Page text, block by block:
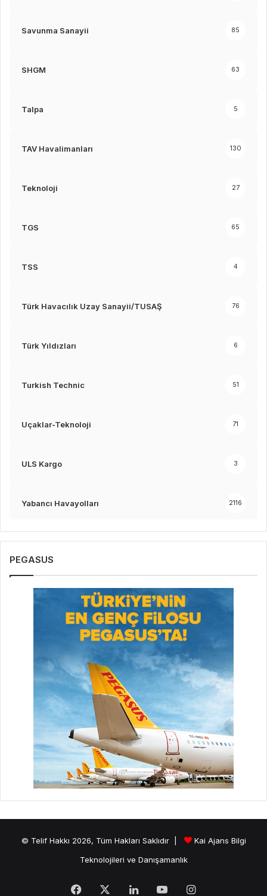
Savunma Sanayii 85
SHGM 63
Talpa 5
TAV Havalimanları 130
Teknoloji 27
TGS 65
TSS 4
Türk Havacılık Uzay Sanayii/TUSAŞ 76
Türk Yıldızları 6
Turkish Technic 51
Uçaklar-Teknoloji 71
ULS Kargo 3
Yabancı Havayolları 2116
PEGASUS
© Telif Hakkı 2026, Tüm Hakları Saklıdır |
Kai Ajans Bilgi
Teknolojileri ve Danışamanlık
Facebook LinkedInYouTubeInstagram